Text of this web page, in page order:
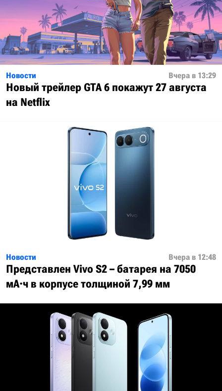
Новости Вчера в 13:29
Новый трейлер GTA 6 покажут 27 августа
на Netflix
Новости Вчера в 12:48
Представлен Vivo S2 – батарея на 7050
мА·ч в корпусе толщиной 7,99 мм